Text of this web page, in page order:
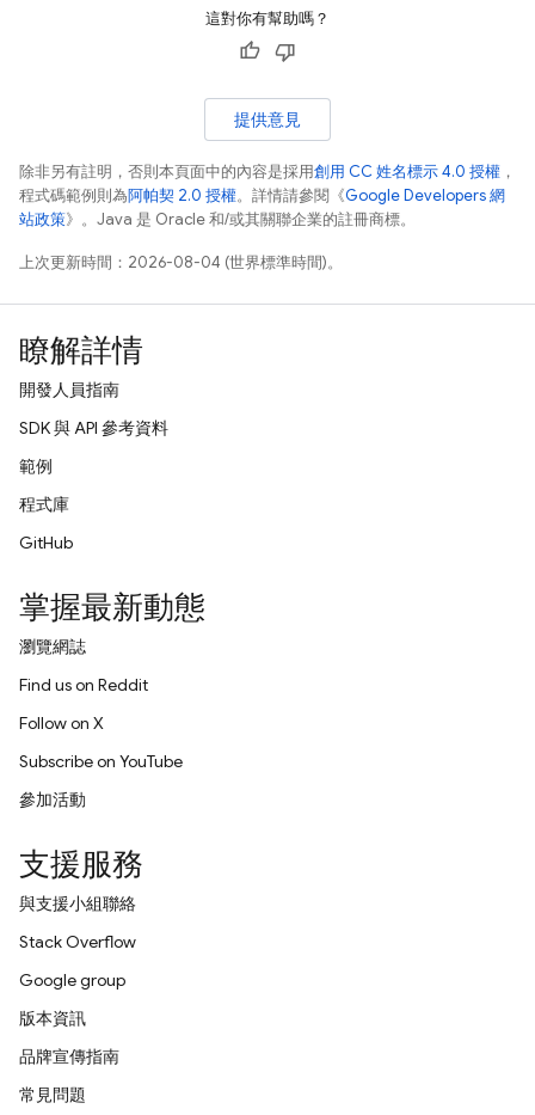
這對你有幫助嗎？
提供意見
除非另有註明，否則本頁面中的內容是採用創用 CC 姓名標示 4.0 授權 ，
程式碼範例則為阿帕契 2.0 授權。詳情請參閱《Google Developers 網
站政策》。Java 是 Oracle 和/或其關聯企業的註冊商標。
上次更新時間：2026-08-04 (世界標準時間)。
瞭解詳情
開發人員指南
SDK 與 API 參考資料
範例
程式庫
GitHub
掌握最新動態
瀏覽網誌
Find us on Reddit
Follow on X
Subscribe on YouTube
參加活動
支援服務
與支援小組聯絡
Stack Overflow
Google group
版本資訊
品牌宣傳指南
常見問題